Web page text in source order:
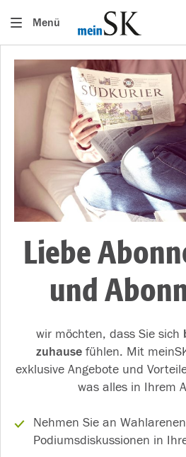
Menü
Liebe
und
wir möchten, dass Sie sich
zuhause fühlen. Mit
exklusive Angebote und
was alles in Ihrem
Nehmen Sie an
Podiumsdiskussionen in